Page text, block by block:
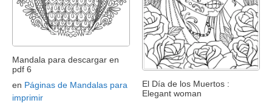
Mandala para descargar en
pdf 6
en Páginas de Mandalas para
imprimir
El Día de los Muertos :
Elegant woman